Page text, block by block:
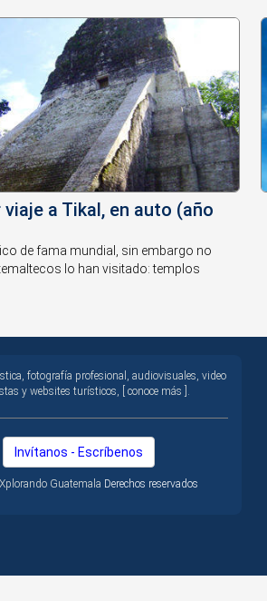
a Tikal, en auto (año
de fama mundial, sin embargo no
lo han visitado: templos
fotografía profesional, audiovisuales, video
y websites turísticos, [ conoce más ].
Invítanos - Escríbenos
Xplorando Guatemala Derechos reservados